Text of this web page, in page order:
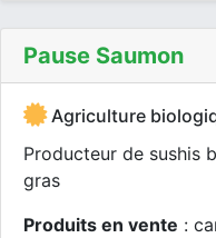
Pause Saumon
Agriculture
Producteur de sushis
gras
Produits en vente :